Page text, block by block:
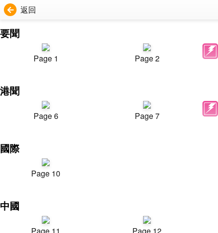
返回
要聞
Page 1 Page 2
港聞
Page 6 Page 7
國際
Page 10
中國